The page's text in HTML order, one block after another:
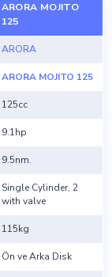
ARORA MOJITO
125
ARORA
ARORA MOJITO 125
125cc
9.1hp
9.5nm.
Single Cylinder, 2
with valve
115kg
Ön ve Arka Disk